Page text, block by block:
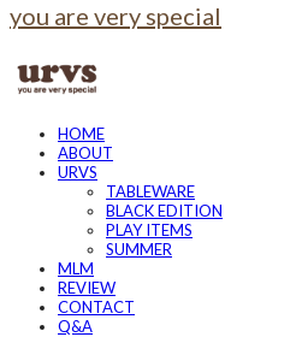
you are very special
HOME
ABOUT
URVS
TABLEWARE
BLACK EDITION
PLAY ITEMS
SUMMER
MLM
REVIEW
CONTACT
Q&A